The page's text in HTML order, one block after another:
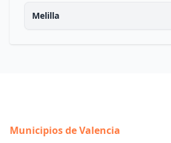
Melilla
Municipios de Valencia